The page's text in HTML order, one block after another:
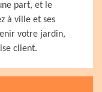
part, et le
à ville et ses
votre jardin,
client.